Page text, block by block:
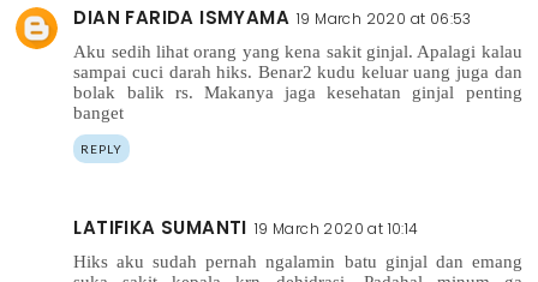
DIAN FARIDA ISMYAMA 19 March 2020 at 06:53
Aku sedih lihat orang yang kena sakit ginjal. Apalagi kalau
sampai cuci darah hiks. Benar2 kudu keluar uang juga dan
bolak balik rs. Makanya jaga kesehatan ginjal penting
banget
REPLY
LATIFIKA SUMANTI 19 March 2020 at 10:14
Hiks aku sudah pernah ngalamin batu ginjal dan emang